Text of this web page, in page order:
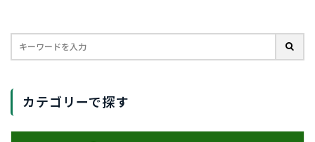
カテゴリーで探す